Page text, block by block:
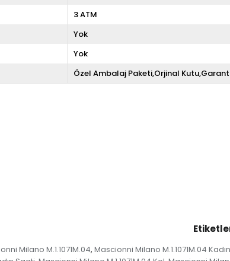
3 ATM
Yok
Yok
Özel Ambalaj Paketi,Orjinal
Milano M.1.1071M.04, Mascionni Milano M.1.1071M.04 Kadın